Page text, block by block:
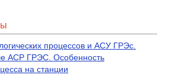
процессов и АСУ ГРЭс.
АСР ГРЭС. Особенность
на станции